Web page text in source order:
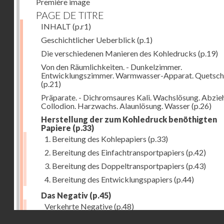
PAGE DE TITRE
INHALT (p.r1)
Geschichtlicher Ueberblick (p.1)
Die verschiedenen Manieren des Kohledrucks (p.19)
Von den Räumlichkeiten. - Dunkelzimmer.
Entwicklungszimmer. Warmwasser-Apparat.
(p.21)
Präparate. - Dichromsaures Kali. Wachslösung.
Collodion. Harzwachs. Alaunlösung. Wasser(p.26)
Herstellung der zum Kohledruck benöthigten
Papiere (p.33)
1. Bereitung des Kohlepapiers (p.33)
2. Bereitung des Einfachtransportpapiers (p.42)
3. Bereitung des Doppeltransportpapiers (p.43)
4. Bereitung des Entwicklungspapiers (p.44)
Das Negativ (p.45)
Verkehrte Negative(p.48)